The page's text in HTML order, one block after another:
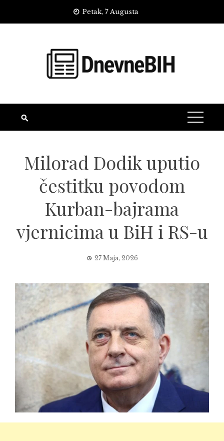
Petak, 7 Augusta
Milorad Dodik uputio
čestitku povodom
Kurban-bajrama
vjernicima u BiH i RS-u
27 Maja, 2026